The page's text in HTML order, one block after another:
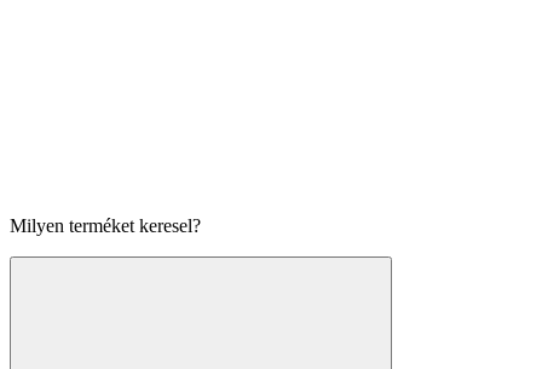
Milyen terméket keresel?